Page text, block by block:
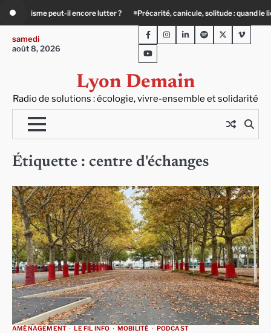
content
Précarité, canicule, solitude : quand le lien social devient essentiel « Ça
samedi
août 8, 2026
Lyon Demain
Radio de solutions : écologie, vivre-ensemble et solidarité
FacebookInstagram
LinkedInSpotifyTwitterViméo
Youtube
Étiquette : centre d'échanges
AMÉNAGEMENT LE FIL INFO MOBILITÉ PODCAST